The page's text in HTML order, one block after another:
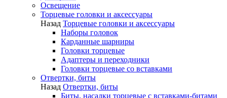
Освещение
Торцевые головки и аксессуары
Назад Торцевые головки и аксессуары
Наборы головок
Карданные шарниры
Головки торцевые
Адаптеры и переходники
Головки торцевые со вставками
Отвертки, биты
Назад Отвертки, биты
Биты, насадки торцевые с вставками-битами